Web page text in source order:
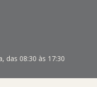
das 08:30 às 17:30